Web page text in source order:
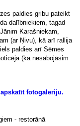
paldies gribu pateikt
dalībniekiem, tagad
Karašniekam,
paldies arī Sēmes
(ka nesabojāsim
fotogaleriju.
- restorānā